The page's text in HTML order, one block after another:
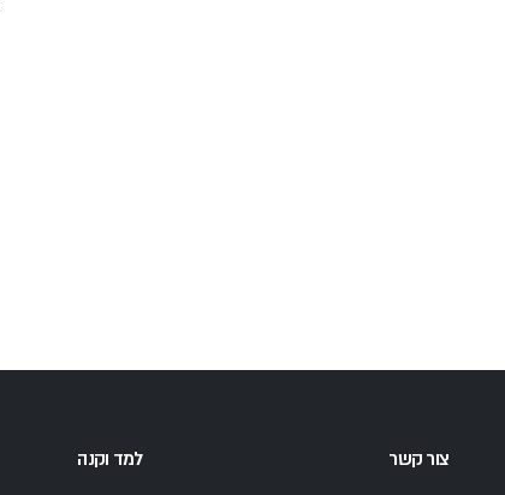
צור קשר
למד וקנה